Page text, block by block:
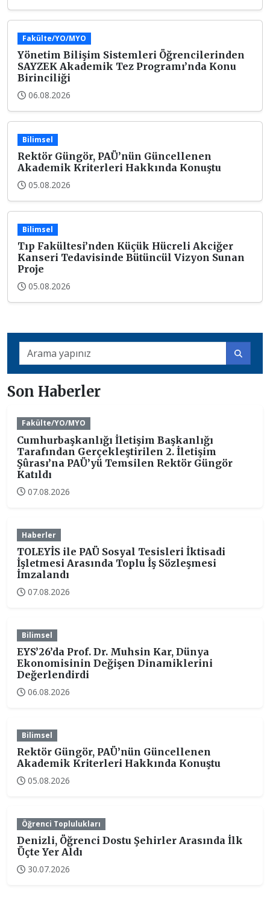
Fakülte/YO/MYO
Yönetim Bilişim Sistemleri Öğrencilerinden
SAYZEK Akademik Tez Programı’nda Konu
Birinciliği
06.08.2026
Bilimsel
Rektör Güngör, PAÜ’nün Güncellenen
Akademik Kriterleri Hakkında Konuştu
05.08.2026
Bilimsel
Tıp Fakültesi’nden Küçük Hücreli Akciğer
Kanseri Tedavisinde Bütüncül Vizyon Sunan
Proje
05.08.2026
Son Haberler
Fakülte/YO/MYO
Cumhurbaşkanlığı İletişim Başkanlığı
Tarafından Gerçekleştirilen 2. İletişim
Şûrası’na PAÜ’yü Temsilen Rektör Güngör
Katıldı
07.08.2026
Haberler
TOLEYİS ile PAÜ Sosyal Tesisleri İktisadi
İşletmesi Arasında Toplu İş Sözleşmesi
İmzalandı
07.08.2026
Bilimsel
EYS’26’da Prof. Dr. Muhsin Kar, Dünya
Ekonomisinin Değişen Dinamiklerini
Değerlendirdi
06.08.2026
Bilimsel
Rektör Güngör, PAÜ’nün Güncellenen
Akademik Kriterleri Hakkında Konuştu
05.08.2026
Öğrenci Toplulukları
Denizli, Öğrenci Dostu Şehirler Arasında İlk
Üçte Yer Aldı
30.07.2026